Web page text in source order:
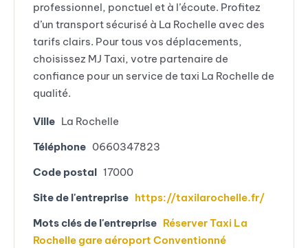
professionnel, ponctuel et à l’écoute. Profitez
d’un transport sécurisé à La Rochelle avec des
tarifs clairs. Pour tous vos déplacements,
choisissez MJ Taxi, votre partenaire de
confiance pour un service de taxi La Rochelle de
qualité.
Ville La Rochelle
Téléphone 0660347823
Code postal 17000
Site de l'entreprise https://taxilarochelle.fr/
Mots clés de l'entreprise Réserver Taxi La
Rochelle gare aéroport Conventionné